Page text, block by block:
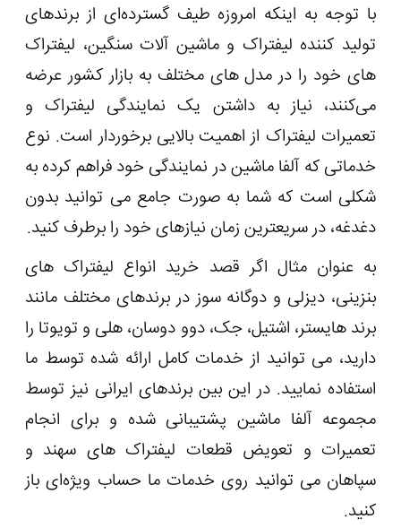
با توجه به اینکه امروزه طیف گسترده‌ای از برندهای
تولید کننده لیفتراک و ماشین آلات سنگین، لیفتراک
های خود را در مدل های مختلف به بازار کشور عرضه
می‌کنند، نیاز به داشتن یک نمایندگی لیفتراک و
تعمیرات لیفتراک از اهمیت بالایی برخوردار است. نوع
خدماتی که آلفا ماشین در نمایندگی خود فراهم کرده به
شکلی است که شما به صورت جامع می توانید بدون
دغدغه، در سریعترین زمان نیازهای خود را برطرف کنید.
به عنوان مثال اگر قصد خرید انواع لیفتراک های
بنزینی، دیزلی و دوگانه سوز در برندهای مختلف مانند
برند هایستر، اشتیل، جک، دوو دوسان، هلی و تویوتا را
دارید، می توانید از خدمات کامل ارائه شده توسط ما
استفاده نمایید. در این بین برندهای ایرانی نیز توسط
مجموعه آلفا ماشین پشتیبانی شده و برای انجام
تعمیرات و تعویض قطعات لیفتراک های سهند و
سپاهان می توانید روی خدمات ما حساب ویژه‌ای باز
کنید.